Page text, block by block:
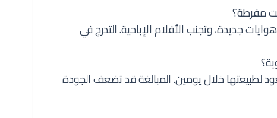
مفرطة؟
جديدة، وتجنب الأفلام الإباحية. التدرج في
خلال يومين. المبالغة قد تضعف الجودة